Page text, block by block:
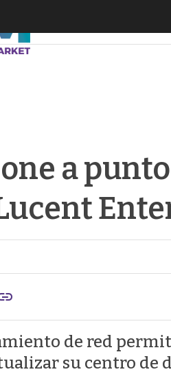
a
de red
su centro de